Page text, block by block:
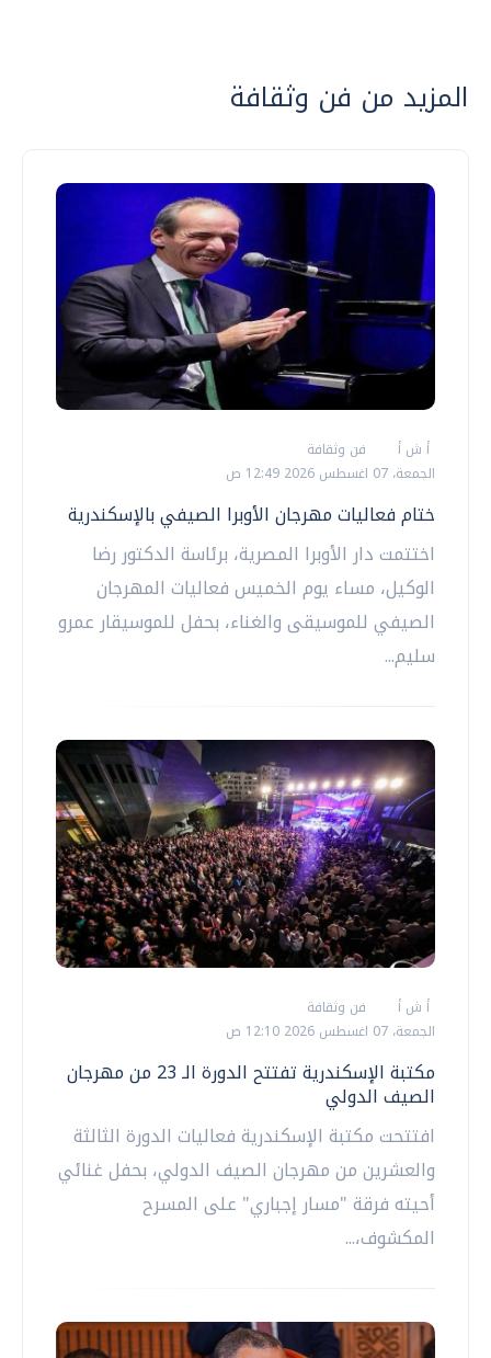
المزيد من فن وثقافة
أ ش أ
فن وثقافة
الجمعة، 07 اغسطس 2026 12:49 ص
ختام فعاليات مهرجان الأوبرا الصيفي بالإسكندرية
اختتمت دار الأوبرا المصرية، برئاسة الدكتور رضا
الوكيل، مساء يوم الخميس فعاليات المهرجان
الصيفي للموسيقى والغناء، بحفل للموسيقار عمرو
سليم...
أ ش أ
فن وثقافة
الجمعة، 07 اغسطس 2026 12:10 ص
مكتبة الإسكندرية تفتتح الدورة الـ 23 من مهرجان
الصيف الدولي
افتتحت مكتبة الإسكندرية فعاليات الدورة الثالثة
والعشرين من مهرجان الصيف الدولي، بحفل غنائي
أحيته فرقة "مسار إجباري" على المسرح
المكشوف،...